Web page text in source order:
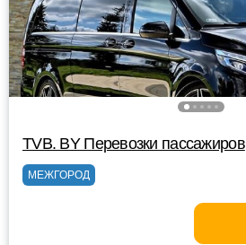
TVB. BY Перевозки пассажиров
МЕЖГОРОД